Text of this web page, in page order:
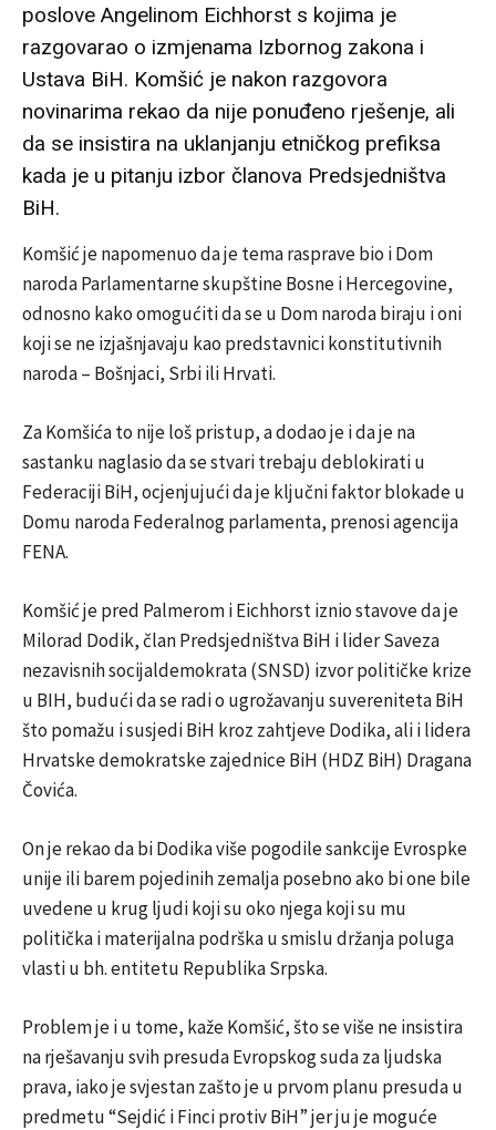
poslove Angelinom Eichhorst s kojima je
razgovarao o izmjenama Izbornog zakona i
Ustava BiH. Komšić je nakon razgovora
novinarima rekao da nije ponuđeno rješenje, ali
da se insistira na uklanjanju etničkog prefiksa
kada je u pitanju izbor članova Predsjedništva
BiH.
Komšić je napomenuo da je tema rasprave bio i Dom
naroda Parlamentarne skupštine Bosne i Hercegovine,
odnosno kako omogućiti da se u Dom naroda biraju i oni
koji se ne izjašnjavaju kao predstavnici konstitutivnih
naroda – Bošnjaci, Srbi ili Hrvati.
Za Komšića to nije loš pristup, a dodao je i da je na
sastanku naglasio da se stvari trebaju deblokirati u
Federaciji BiH, ocjenjujući da je ključni faktor blokade u
Domu naroda Federalnog parlamenta, prenosi agencija
FENA.
Komšić je pred Palmerom i Eichhorst iznio stavove da je
Milorad Dodik, član Predsjedništva BiH i lider Saveza
nezavisnih socijaldemokrata (SNSD) izvor političke krize
u BIH, budući da se radi o ugrožavanju suvereniteta BiH
što pomažu i susjedi BiH kroz zahtjeve Dodika, ali i lidera
Hrvatske demokratske zajednice BiH (HDZ BiH) Dragana
Čovića.
On je rekao da bi Dodika više pogodile sankcije Evrospke
unije ili barem pojedinih zemalja posebno ako bi one bile
uvedene u krug ljudi koji su oko njega koji su mu
politička i materijalna podrška u smislu držanja poluga
vlasti u bh. entitetu Republika Srpska.
Problem je i u tome, kaže Komšić, što se više ne insistira
na rješavanju svih presuda Evropskog suda za ljudska
prava, iako je svjestan zašto je u prvom planu presuda u
predmetu “Sejdić i Finci protiv BiH” jer ju je moguće